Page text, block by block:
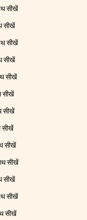
सीखें
सीखें
सीखें
सीखें
सीखें
सीखें
सीखें
सीखें
सीखें
सीखें
सीखें
सीखें
सीखें